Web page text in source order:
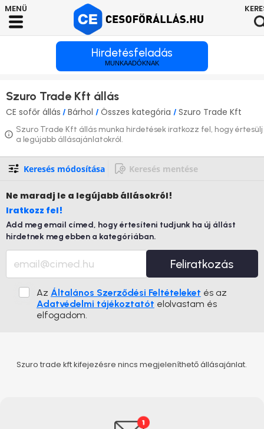
Hirdetésfeladás
MUNKAADÓKNAK
Szuro Trade Kft állás
CE sofőr állás / Bárhol / Összes kategória / Szuro Trade Kft
Szuro Trade Kft állás munka hirdetések iratkozz fel, hogy értesülj
a legújabb állásajánlatokról.
Keresés módosítása Keresés mentése
Ne maradj le a legújabb állásokról!
Iratkozz fel!
Add meg email címed, hogy értesíteni tudjunk ha új állást
hirdetnek meg ebben a kategóriában.
Feliratkozás
Az Általános Szerződési Feltételeket és az
Adatvédelmi tájékoztatót elolvastam és
elfogadom.
Szuro trade kft kifejezésre nincs megjeleníthető állásajánlat.